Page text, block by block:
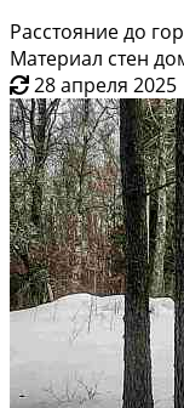
Расстояние до
Материал стен
28 апреля 2025